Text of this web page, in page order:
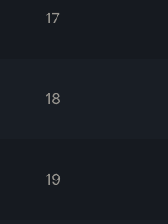
17
18
19